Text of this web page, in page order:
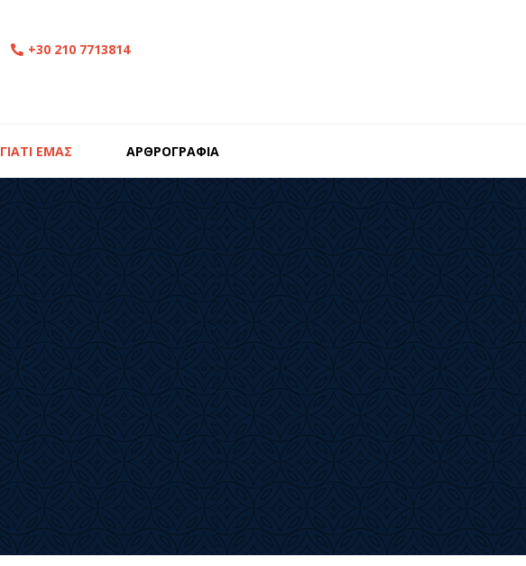
+30 210 7713814
ΓΙΑΤΙ ΕΜΑΣ ΑΡΘΡΟΓΡΑΦΙΑ